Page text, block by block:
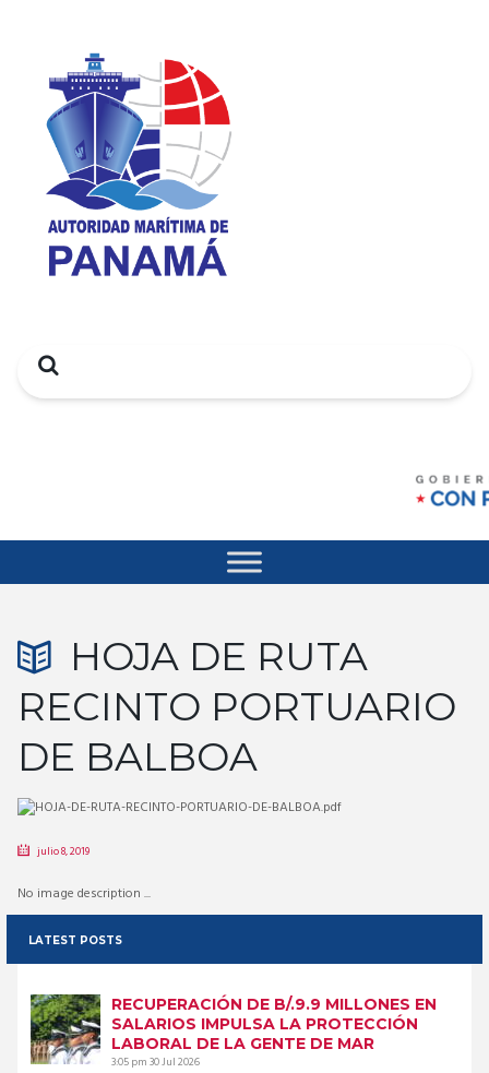
Search
HOJA DE RUTA
RECINTO PORTUARIO
DE BALBOA
julio 8, 2019
No image description ...
LATEST POSTS
RECUPERACIÓN DE B/.9.9 MILLONES EN
SALARIOS IMPULSA LA PROTECCIÓN
LABORAL DE LA GENTE DE MAR
3:05 pm30 Jul 2026